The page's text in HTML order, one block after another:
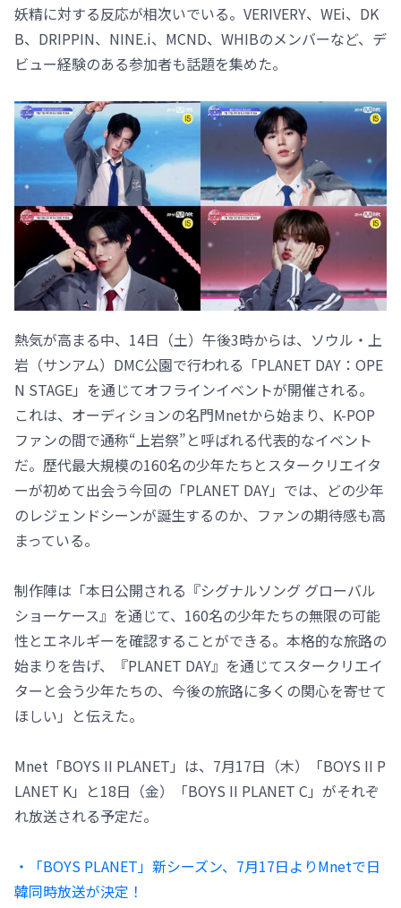
妖精に対する反応が相次いでいる。VERIVERY、WEi、DK
B、DRIPPIN、NINE.i、MCND、WHIBのメンバーなど、デ
ビュー経験のある参加者も話題を集めた。
熱気が高まる中、14日（土）午後3時からは、ソウル・上
岩（サンアム）DMC公園で行われる「PLANET DAY：OPE
N STAGE」を通じてオフラインイベントが開催される。
これは、オーディションの名門Mnetから始まり、K-POP
ファンの間で通称“上岩祭”と呼ばれる代表的なイベント
だ。歴代最大規模の160名の少年たちとスタークリエイタ
ーが初めて出会う今回の「PLANET DAY」では、どの少年
のレジェンドシーンが誕生するのか、ファンの期待感も高
まっている。
制作陣は「本日公開される『シグナルソング グローバル
ショーケース』を通じて、160名の少年たちの無限の可能
性とエネルギーを確認することができる。本格的な旅路の
始まりを告げ、『PLANET DAY』を通じてスタークリエイ
ターと会う少年たちの、今後の旅路に多くの関心を寄せて
ほしい」と伝えた。
Mnet「BOYS II PLANET」は、7月17日（木）「BOYS II P
LANET K」と18日（金）「BOYS II PLANET C」がそれぞ
れ放送される予定だ。
・「BOYS PLANET」新シーズン、7月17日よりMnetで日
韓同時放送が決定！